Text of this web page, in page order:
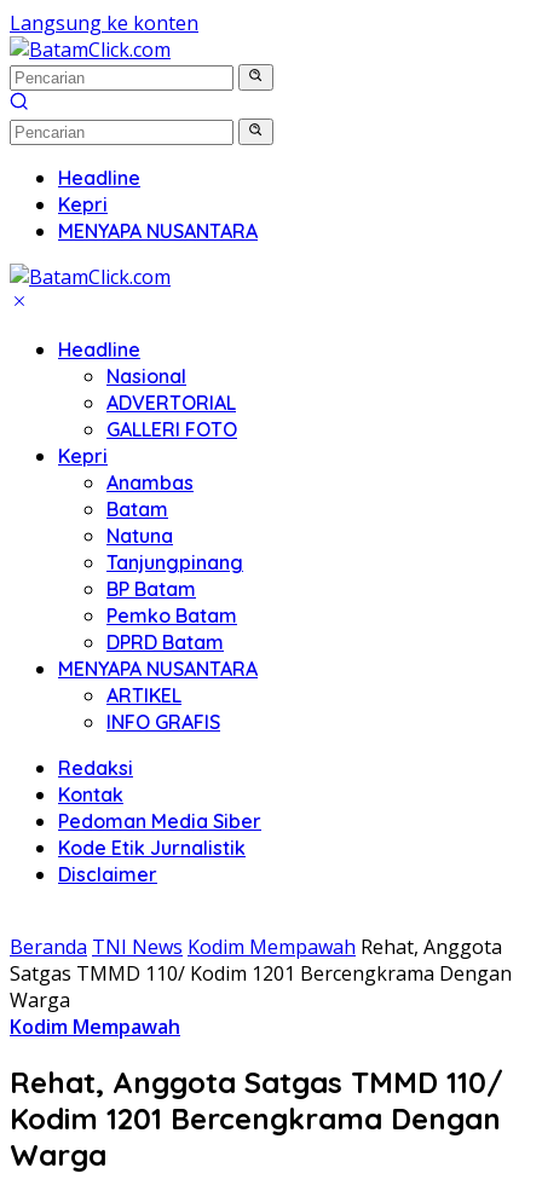
Langsung ke konten
Headline
Kepri
MENYAPA NUSANTARA
Headline
Nasional
ADVERTORIAL
GALLERI FOTO
Kepri
Anambas
Batam
Natuna
Tanjungpinang
BP Batam
Pemko Batam
DPRD Batam
MENYAPA NUSANTARA
ARTIKEL
INFO GRAFIS
Redaksi
Kontak
Pedoman Media Siber
Kode Etik Jurnalistik
Disclaimer
Beranda TNI News Kodim Mempawah Rehat, Anggota
Satgas TMMD 110/ Kodim 1201 Bercengkrama Dengan
Warga
Kodim Mempawah
Rehat, Anggota Satgas TMMD 110/
Kodim 1201 Bercengkrama Dengan
Warga